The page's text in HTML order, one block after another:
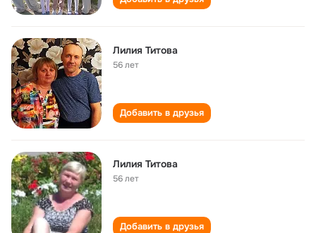
Лилия Титова
56 лет
Добавить в друзья
Лилия Титова
56 лет
Добавить в друзья